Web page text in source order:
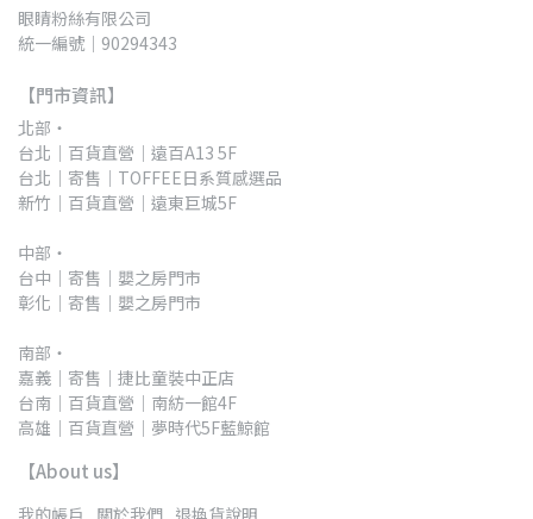
眼睛粉絲有限公司
統一編號｜90294343
【門市資訊】
北部・
台北｜百貨直營｜遠百A13 5F
台北｜寄售｜TOFFEE日系質感選品
新竹｜百貨直營｜遠東巨城5F
中部・
台中｜寄售｜嬰之房門市
彰化｜寄售｜嬰之房門市
南部・
嘉義｜寄售｜捷比童裝中正店
台南｜百貨直營｜南紡一館4F
高雄｜百貨直營｜夢時代5F藍鯨館
【About us】